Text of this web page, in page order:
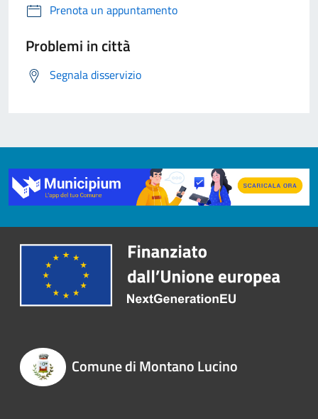
Prenota un appuntamento
Problemi in città
Segnala disservizio
Comune di Montano Lucino